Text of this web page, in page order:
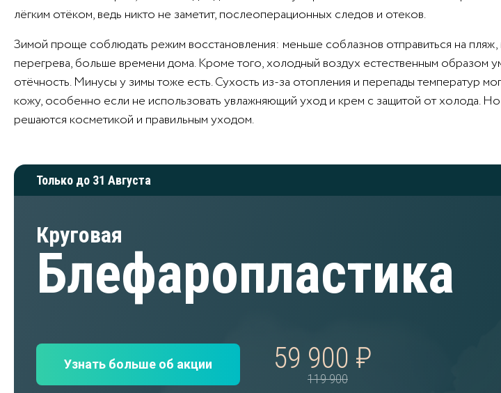
лёгким отёком, ведь никто не заметит, послеоперационных следов и отеков.
Зимой проще соблюдать режим восстановления: меньше соблазнов отправиться на
перегрева, больше времени дома. Кроме того, холодный воздух естественным образом
отёчность. Минусы у зимы тоже есть. Сухость из-за отопления и перепады температур
кожу, особенно если не использовать увлажняющий уход и крем с защитой от холода.
решаются косметикой и правильным уходом.
Только до 31 Августа
Круговая
Блефаропластика
59 900 ₽
119 900
Узнать больше об акции